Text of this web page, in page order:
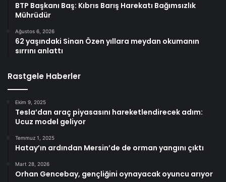
BTP Başkanı Baş: Kıbrıs Barış Harekatı Bağımsızlık
Mührüdür
Ağustos 6, 2026
62 yaşındaki Sinan Özen yıllara meydan okumanın
sırrını anlattı
Rastgele Haberler
Ekim 9, 2025
Tesla’dan araç piyasasını hareketlendirecek adım:
Ucuz model geliyor
Temmuz 1, 2025
Hatay’ın ardından Mersin’de de orman yangını çıktı
Mart 28, 2026
Orhan Gencebay, gençliğini oynayacak oyuncu arıyor